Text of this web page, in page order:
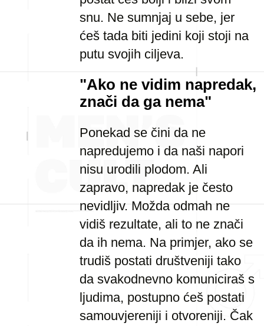
snu. Ne sumnjaj u sebe, jer
ćeš tada biti jedini koji stoji na
putu svojih ciljeva.
"Ako ne vidim napredak,
znači da ga nema"
Ponekad se čini da ne
napredujemo i da naši napori
nisu urodili plodom. Ali
zapravo, napredak je često
nevidljiv. Možda odmah ne
vidiš rezultate, ali to ne znači
da ih nema. Na primjer, ako se
trudiš postati društveniji tako
da svakodnevno komuniciraš s
ljudima, postupno ćeš postati
samouvjereniji i otvoreniji. Čak